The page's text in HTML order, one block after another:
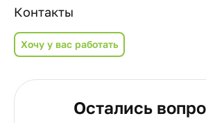
Контакты
Хочу у вас работать
Остались